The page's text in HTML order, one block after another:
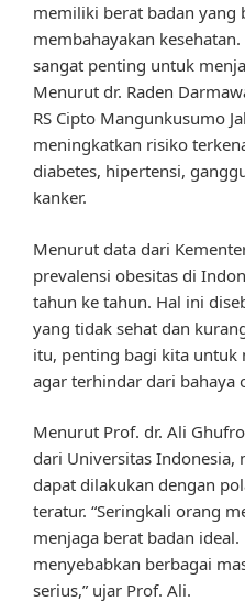
memiliki berat badan yang
membahayakan
sangat penting untuk
Menurut dr. Raden
RS Cipto Mangunkusumo
meningkatkan risiko
diabetes, hipertensi,
kanker.
Menurut data dari
prevalensi obesitas di
tahun ke tahun. Hal ini
yang tidak sehat dan
itu, penting bagi kita untuk
agar terhindar dari bahaya
Menurut Prof. dr. Ali
dari Universitas Indonesia,
dapat dilakukan dengan
teratur. “Seringkali orang
menjaga berat badan
menyebabkan berbagai
serius,” ujar Prof. Ali.